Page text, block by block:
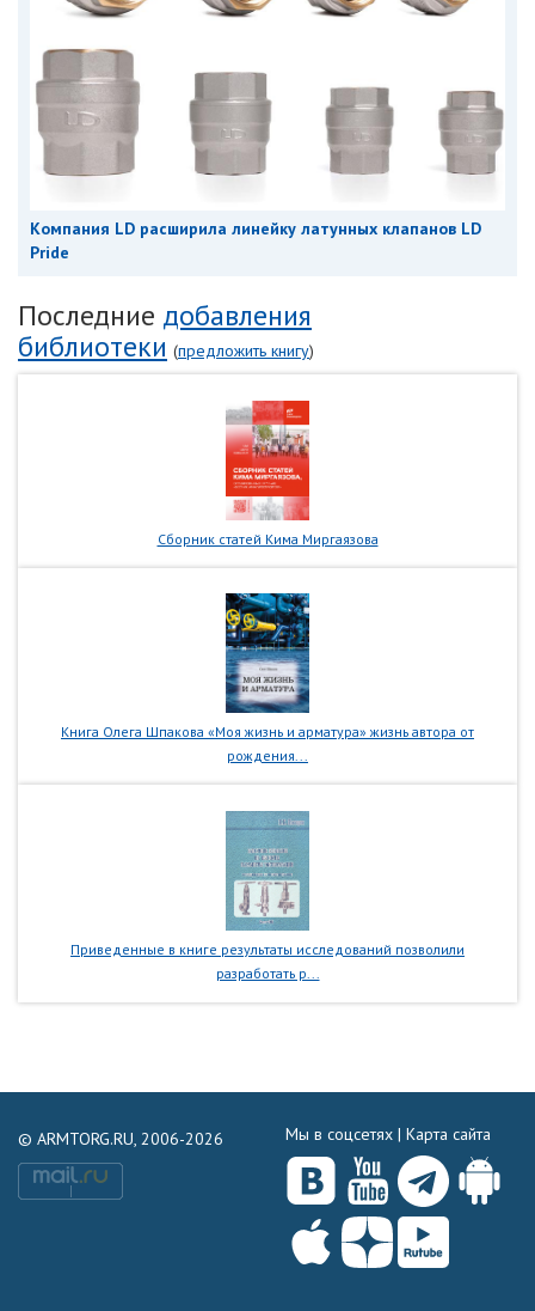
Компания LD расширила линейку латунных клапанов LD
Pride
Последние добавления
библиотеки (предложить книгу)
Сборник статей Кима Миргаязова
Книга Олега Шпакова «Моя жизнь и арматура» жизнь автора от
рождения...
Приведенные в книге результаты исследований позволили
разработать р...
© ARMTORG.RU, 2006-2026 Мы в соцсетях | Карта сайта